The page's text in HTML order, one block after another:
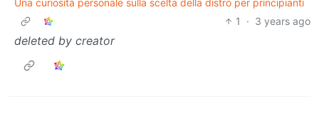
1
· 3 years ago
deleted by creator